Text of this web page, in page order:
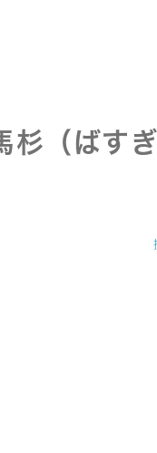
セカンドオピニオン
杉（ばす